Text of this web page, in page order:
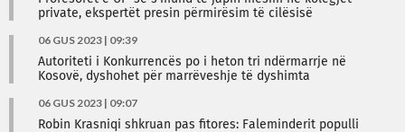
private, ekspertët presin përmirësim të cilësisë
06 GUS 2023 | 09:39
Autoriteti i Konkurrencës po i heton tri ndërmarrje në
Kosovë, dyshohet për marrëveshje të dyshimta
06 GUS 2023 | 09:07
Robin Krasniqi shkruan pas fitores: Faleminderit populli